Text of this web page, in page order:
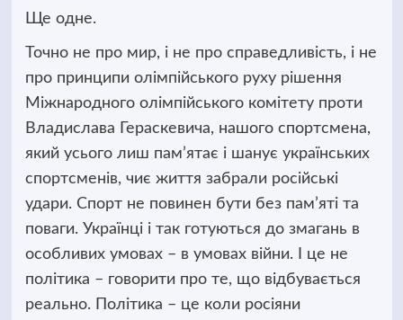
Ще одне.
Точно не про мир, і не про справедливість, і не
про принципи олімпійського руху рішення
Міжнародного олімпійського комітету проти
Владислава Гераскевича, нашого спортсмена,
який усього лиш пам’ятає і шанує українських
спортсменів, чиє життя забрали російські
удари. Спорт не повинен бути без пам’яті та
поваги. Українці і так готуються до змагань в
особливих умовах – в умовах війни. І це не
політика – говорити про те, що відбувається
реально. Політика – це коли росіяни